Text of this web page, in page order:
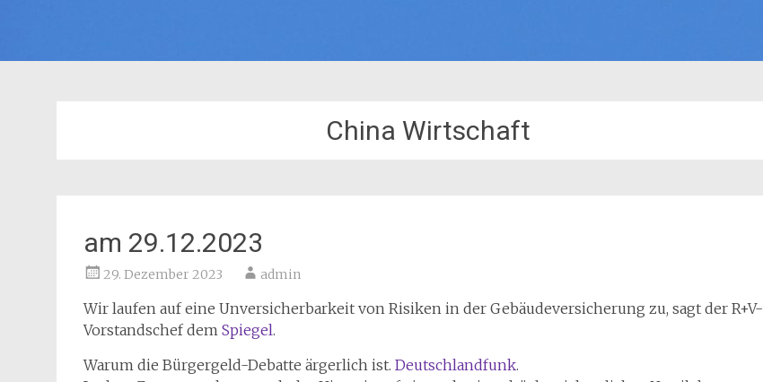
China Wirtschaft
am 29.12.2023
29. Dezember 2023 admin
Wir laufen auf eine Unversicherbarkeit von Risiken in der Gebäudeversicherung zu, sagt der R+V-
Vorstandschef dem Spiegel.
Warum die Bürgergeld-Debatte ärgerlich ist. Deutschlandfunk.